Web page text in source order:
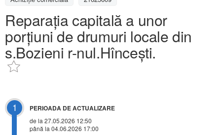
Reparația capitală a unor
porțiuni de drumuri locale din
s.Bozieni r-nul.Hîncești.
1 PERIOADA DE ACTUALIZARE
de la 27.05.2026 12:50
până la 04.06.2026 17:00